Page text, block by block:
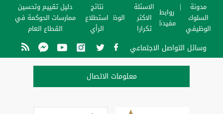
مدونة
السلوك
الوظيفي
روابط
مفيدة
الاسئلة
الاكثر
تكرارا
الوظائف
نتائج
استطلاع
الرأي
دليل تقييم وتحسين
ممارسات الحوكمة في
القطاع العام
وسائل التواصل الاجتماعي
معلومات الاتصال